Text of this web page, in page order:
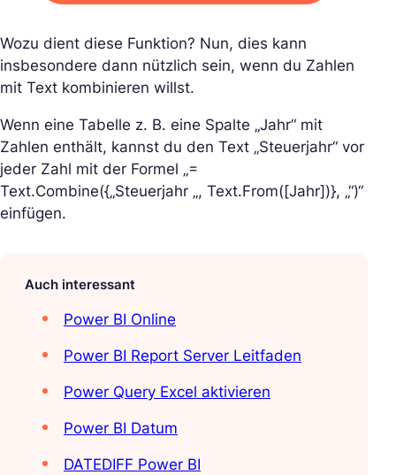
Wozu dient diese Funktion? Nun, dies kann
insbesondere dann nützlich sein, wenn du Zahlen
mit Text kombinieren willst.
Wenn eine Tabelle z. B. eine Spalte „Jahr“ mit
Zahlen enthält, kannst du den Text „Steuerjahr“ vor
jeder Zahl mit der Formel „=
Text.Combine({„Steuerjahr „, Text.From([Jahr])}, „“)“
einfügen.
Auch interessant
Power BI Online
Power BI Report Server Leitfaden
Power Query Excel aktivieren
Power BI Datum
DATEDIFF Power BI